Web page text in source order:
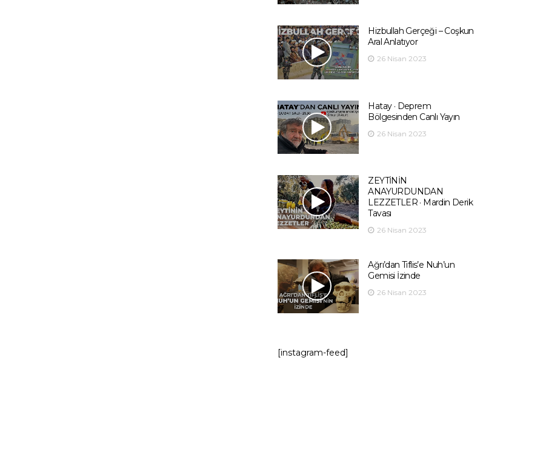
Hizbullah Gerçeği – Coşkun
Aral Anlatıyor
26 Nisan 2023
Hatay · Deprem
Bölgesinden Canlı Yayın
26 Nisan 2023
ZEYTİNİN
ANAYURDUNDAN
LEZZETLER · Mardin Derik
Tavası
26 Nisan 2023
Ağrı’dan Tiflis’e Nuh’un
Gemisi İzinde
26 Nisan 2023
[instagram-feed]